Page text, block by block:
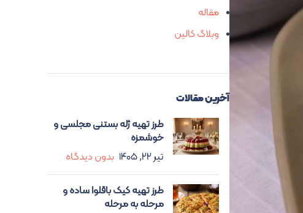
مقاله
وبلاگ کالین
آخرین مقالات
طرز تهیه ژله بستنی مجلسی و
خوشمزه
تیر ۲۲, ۱۴۰۵
بدون دیدگاه
طرز تهیه کیک باقلوا ساده و
مرحله به مرحله